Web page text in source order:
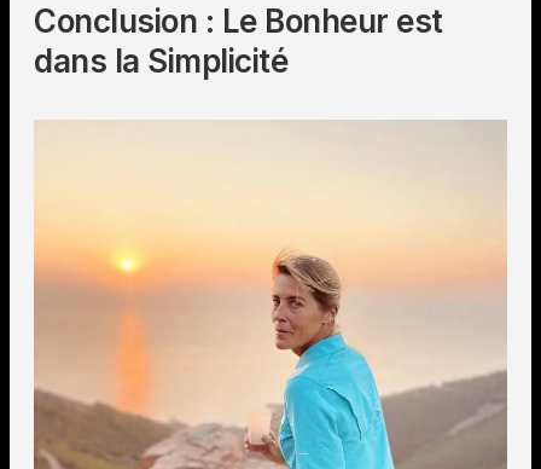
Conclusion : Le Bonheur est
dans la Simplicité